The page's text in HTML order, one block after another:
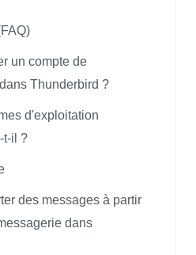
un compte de
Thunderbird ?
d'exploitation
t-il ?
des messages à partir
dans